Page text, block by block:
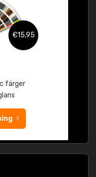
€15,95
färger